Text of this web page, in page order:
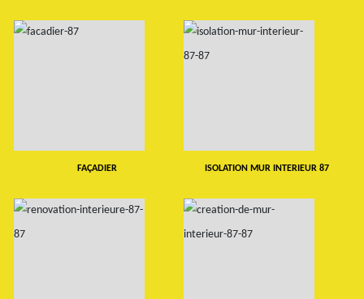
FAÇADIER ISOLATION MUR INTERIEUR 87